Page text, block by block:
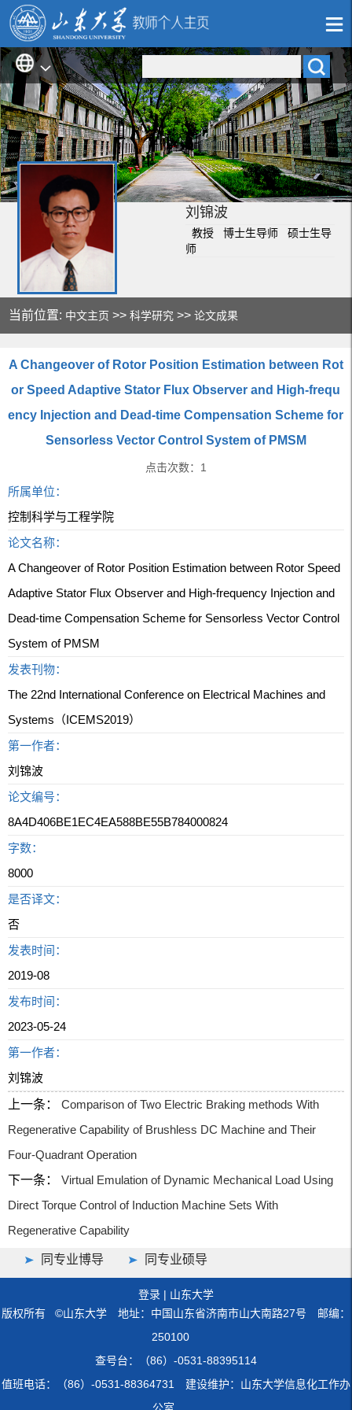
刘锦波
教授 博士生导师 硕士生导
师
当前位置: 中文主页 >>科学研究 >>论文成果
A Changeover of Rotor Position Estimation between Rot
or Speed Adaptive Stator Flux Observer and High-frequ
ency Injection and Dead-time Compensation Scheme for
Sensorless Vector Control System of PMSM
点击次数： 1
所属单位：
控制科学与工程学院
论文名称：
A Changeover of Rotor Position Estimation between Rotor Speed
Adaptive Stator Flux Observer and High-frequency Injection and
Dead-time Compensation Scheme for Sensorless Vector Control
System of PMSM
发表刊物：
The 22nd International Conference on Electrical Machines and
Systems（ICEMS2019）
第一作者：
刘锦波
论文编号：
8A4D406BE1EC4EA588BE55B784000824
字数：
8000
是否译文：
否
发表时间：
2019-08
发布时间：
2023-05-24
第一作者：
刘锦波
上一条：
Comparison of Two Electric Braking methods With
Regenerative Capability of Brushless DC Machine and Their
Four-Quadrant Operation
下一条：
Virtual Emulation of Dynamic Mechanical Load Using
Direct Torque Control of Induction Machine Sets With
Regenerative Capability
同专业博导 同专业硕导
登录 | 山东大学
版权所有 ©山东大学 地址：中国山东省济南市山大南路27号 邮编：
250100
查号台：（86）-0531-88395114
值班电话：（86）-0531-88364731 建设维护：山东大学信息化工作办
公室